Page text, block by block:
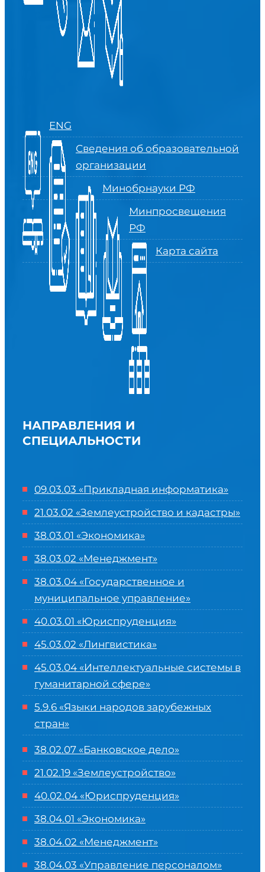
ENG
Сведения об образовательной
организации
Минобрнауки РФ
Минпросвещения
РФ
Карта сайта
НАПРАВЛЕНИЯ И
СПЕЦИАЛЬНОСТИ
09.03.03 «Прикладная информатика»
21.03.02 «Землеустройство и кадастры»
38.03.01 «Экономика»
38.03.02 «Менеджмент»
38.03.04 «Государственное и
муниципальное управление»
40.03.01 «Юриспруденция»
45.03.02 «Лингвистика»
45.03.04 «Интеллектуальные системы в
гуманитарной сфере»
5.9.6 «Языки народов зарубежных
стран»
38.02.07 «Банковское дело»
21.02.19 «Землеустройство»
40.02.04 «Юриспруденция»
38.04.01 «Экономика»
38.04.02 «Менеджмент»
38.04.03 «Управление персоналом»